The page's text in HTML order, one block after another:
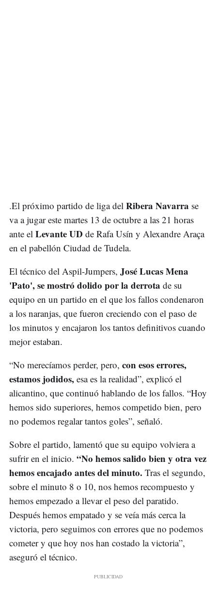
.El próximo partido de liga del Ribera Navarra se
va a jugar este martes 13 de octubre a las 21 horas
ante el Levante UD de Rafa Usín y Alexandre Araça
en el pabellón Ciudad de Tudela.
El técnico del Aspil-Jumpers, José Lucas Mena
'Pato', se mostró dolido por la derrota de su
equipo en un partido en el que los fallos condenaron
a los naranjas, que fueron creciendo con el paso de
los minutos y encajaron los tantos definitivos cuando
mejor estaban.
“No merecíamos perder, pero, con esos errores,
estamos jodidos, esa es la realidad”, explicó el
alicantino, que continuó hablando de los fallos. “Hoy
hemos sido superiores, hemos competido bien, pero
no podemos regalar tantos goles”, señaló.
Sobre el partido, lamentó que su equipo volviera a
sufrir en el inicio. “No hemos salido bien y otra vez
hemos encajado antes del minuto. Tras el segundo,
sobre el minuto 8 o 10, nos hemos recompuesto y
hemos empezado a llevar el peso del paratido.
Después hemos empatado y se veía más cerca la
victoria, pero seguimos con errores que no podemos
cometer y que hoy nos han costado la victoria”,
aseguró el técnico.